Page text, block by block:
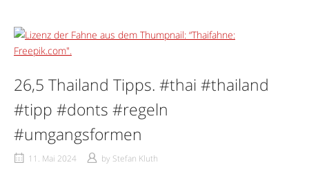
26,5 Thailand Tipps. #thai #thailand
#tipp #donts #regeln
#umgangsformen
11. Mai 2024 by Stefan Kluth